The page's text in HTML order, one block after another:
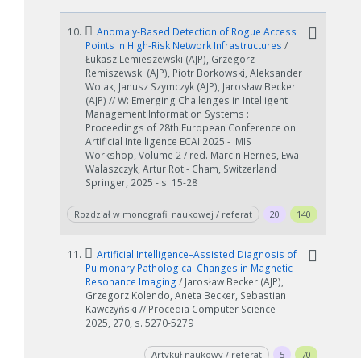
10.
Anomaly-Based Detection of Rogue Access
Points in High-Risk Network Infrastructures /
Łukasz Lemieszewski (AJP), Grzegorz
Remiszewski (AJP), Piotr Borkowski, Aleksander
Wolak, Janusz Szymczyk (AJP), Jarosław Becker
(AJP) // W: Emerging Challenges in Intelligent
Management Information Systems :
Proceedings of 28th European Conference on
Artificial Intelligence ECAI 2025 - IMIS
Workshop, Volume 2 / red. Marcin Hernes, Ewa
Walaszczyk, Artur Rot - Cham, Switzerland :
Springer, 2025 - s. 15-28
Rozdział w monografii naukowej / referat 20 140
11.
Artificial Intelligence–Assisted Diagnosis of
Pulmonary Pathological Changes in Magnetic
Resonance Imaging / Jarosław Becker (AJP),
Grzegorz Kolendo, Aneta Becker, Sebastian
Kawczyński // Procedia Computer Science -
2025, 270, s. 5270-5279
Artykuł naukowy / referat 5 70